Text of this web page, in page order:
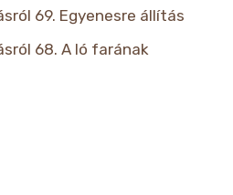
69. Egyenesre állítás
68. A ló farának